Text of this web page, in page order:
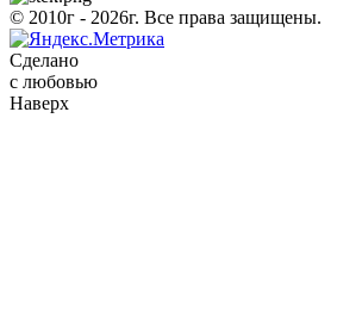
© 2010г - 2026г. Все права защищены.
Сделано
с любовью
Наверх